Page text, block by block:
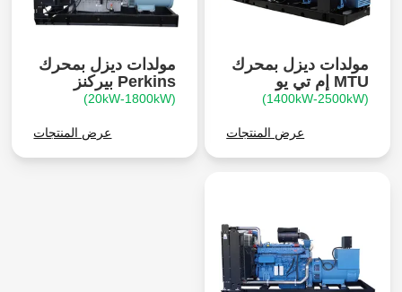
مولدات ديزل بمحرك
MTU إم تي يو
(1400kW-2500kW)
عرض المنتجات
مولدات ديزل بمحرك
Perkins بيركنز
(20kW-1800kW)
عرض المنتجات